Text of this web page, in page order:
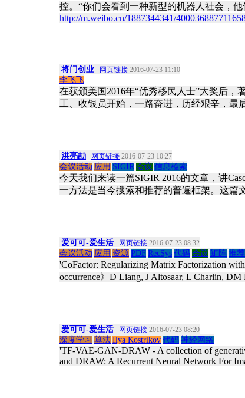
控。“你们会看到一种新型的机器人社会，
http://m.weibo.cn/1887344341/
将门创业 网页链接 2016-07-23 11:10
李飞飞
在获颁美国2016年“优秀移民人士”大奖后
工、收银员开始，一路奋进，历经艰辛，最
洪亮劼 网页链接 2016-07-23 10:27
会议活动 应用 SIGIR 会议 信息检索
今天我们来读一篇SIGIR 2016的文章，讲
一方法是当今搜索和推荐的普遍框架。这篇
爱可可-爱生活 网页链接 2016-07-23 08:32
会议活动 应用 资源 PDF RecSys 代码 会议 矩阵 推
'CoFactor: Regularizing Matrix Factorization
occurrence》D Liang, J Altosaar, L Charlin, DM
爱可可-爱生活 网页链接 2016-07-23 08:20
深度学习 算法 Ilya Kostrikov 代码 神经网络
'TF-VAE-GAN-DRAW - A collection of
and DRAW: A Recurrent Neural Network For